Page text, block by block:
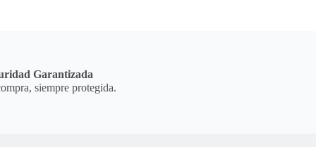
Garantizada
siempre protegida.